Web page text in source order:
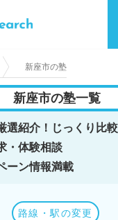
新座市の塾
新座市の塾一覧
選紹介！じっくり比較
・体験相談
ーン情報満載
路線・駅の変更